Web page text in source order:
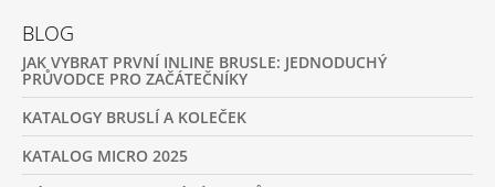
BLOG
JAK VYBRAT PRVNÍ INLINE BRUSLE: JEDNODUCHÝ
PRŮVODCE PRO ZAČÁTEČNÍKY
KATALOGY BRUSLÍ A KOLEČEK
KATALOG MICRO 2025